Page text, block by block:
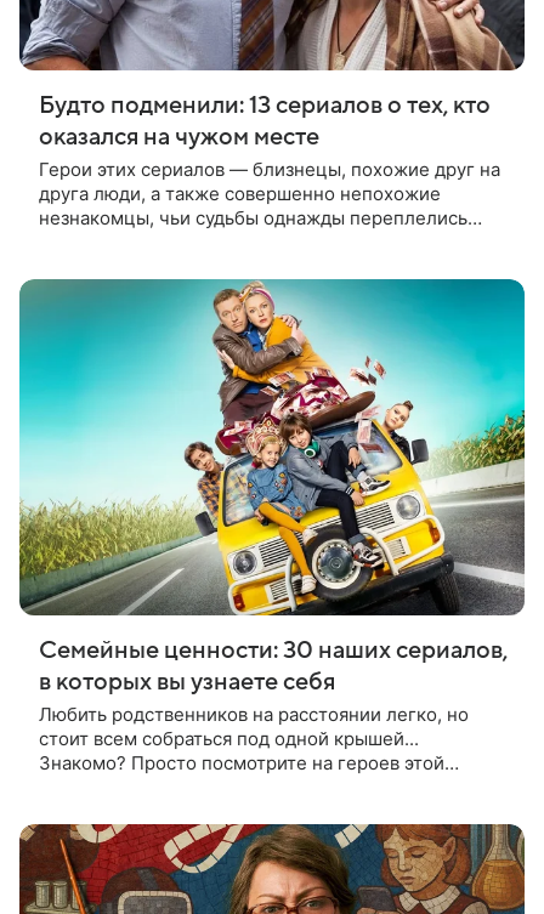
Будто подменили: 13 сериалов о тех, кто
оказался на чужом месте
Герои этих сериалов — близнецы, похожие друг на
друга люди, а также совершенно непохожие
незнакомцы, чьи судьбы однажды переплелись
Семейные ценности: 30 наших сериалов,
в которых вы узнаете себя
Любить родственников на расстоянии легко, но
стоит всем собраться под одной крышей...
Знакомо? Просто посмотрите на героев этой
быть дороже семьи?